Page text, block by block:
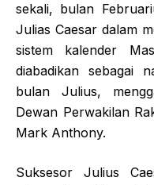
sekali, bulan
Julias Caesar dalam
sistem kalender
diabadikan sebagai
bulan Julius,
Dewan Perwakilan
Mark Anthony.
Suksesor Julius